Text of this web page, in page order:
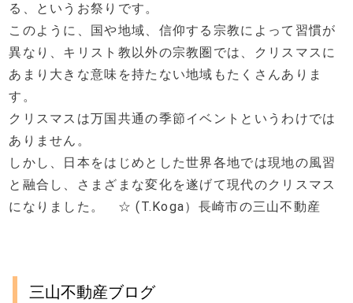
る、というお祭りです。
このように、国や地域、信仰する宗教によって習慣が
異なり、キリスト教以外の宗教圏では、クリスマスに
あまり大きな意味を持たない地域もたくさんありま
す。
クリスマスは万国共通の季節イベントというわけでは
ありません。
しかし、日本をはじめとした世界各地では現地の風習
と融合し、さまざまな変化を遂げて現代のクリスマス
になりました。 ☆ (T.Koga）長崎市の三山不動産
三山不動産ブログ